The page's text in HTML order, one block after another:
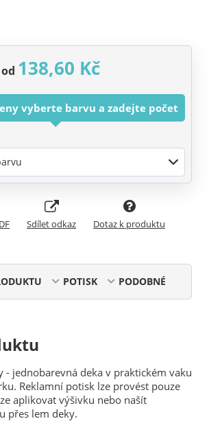
od 138,60 Kč
vyberte barvu a zadejte počet
Sdílet odkaz Dotaz k produktu
POTISK PODOBNÉ
- jednobarevná deka v praktickém vaku
Reklamní potisk lze provést pouze
aplikovat výšivku nebo našít
přes lem deky.